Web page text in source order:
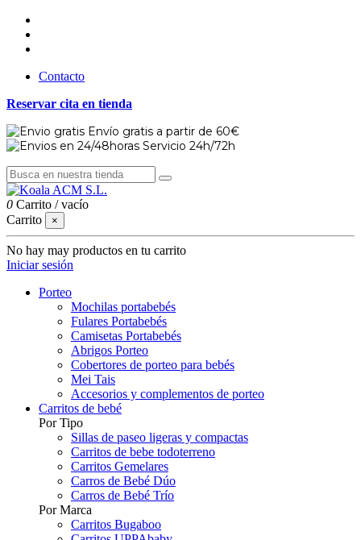
Contacto
Reservar cita en tienda
Envío gratis a partir de 60€
Servicio 24h/72h
0 Carrito /vacío
Carrito
×
No hay may productos en tu carrito
Iniciar sesión
Porteo
Mochilas portabebés
Fulares Portabebés
Camisetas Portabebés
Abrigos Porteo
Cobertores de porteo para bebés
Mei Tais
Accesorios y complementos de porteo
Carritos de bebé
Por Tipo
Sillas de paseo ligeras y compactas
Carritos de bebe todoterreno
Carritos Gemelares
Carros de Bebé Dúo
Carros de Bebé Trío
Por Marca
Carritos Bugaboo